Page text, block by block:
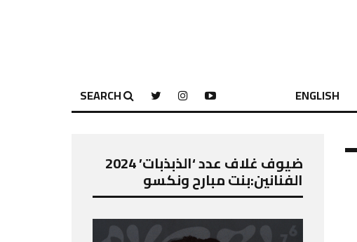
ENGLISH
SEARCH
ضيوف غلاف عدد ‘الذبذبات’ 2024
الفنانين:بنت مبارح ونكسو